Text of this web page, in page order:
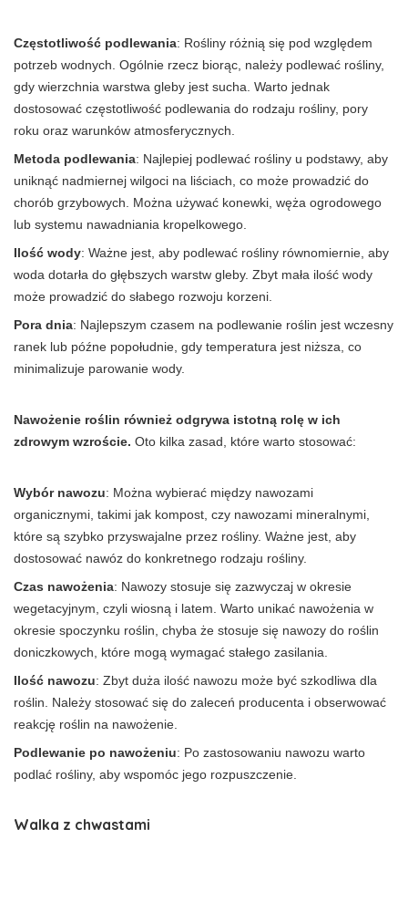
Częstotliwość podlewania: Rośliny różnią się pod względem
potrzeb wodnych. Ogólnie rzecz biorąc, należy podlewać rośliny,
gdy wierzchnia warstwa gleby jest sucha. Warto jednak
dostosować częstotliwość podlewania do rodzaju rośliny, pory
roku oraz warunków atmosferycznych.
Metoda podlewania: Najlepiej podlewać rośliny u podstawy, aby
uniknąć nadmiernej wilgoci na liściach, co może prowadzić do
chorób grzybowych. Można używać konewki, węża ogrodowego
lub systemu nawadniania kropelkowego.
Ilość wody: Ważne jest, aby podlewać rośliny równomiernie, aby
woda dotarła do głębszych warstw gleby. Zbyt mała ilość wody
może prowadzić do słabego rozwoju korzeni.
Pora dnia: Najlepszym czasem na podlewanie roślin jest wczesny
ranek lub późne popołudnie, gdy temperatura jest niższa, co
minimalizuje parowanie wody.
Nawożenie roślin również odgrywa istotną rolę w ich
zdrowym wzroście. Oto kilka zasad, które warto stosować:
Wybór nawozu: Można wybierać między nawozami
organicznymi, takimi jak kompost, czy nawozami mineralnymi,
które są szybko przyswajalne przez rośliny. Ważne jest, aby
dostosować nawóz do konkretnego rodzaju rośliny.
Czas nawożenia: Nawozy stosuje się zazwyczaj w okresie
wegetacyjnym, czyli wiosną i latem. Warto unikać nawożenia w
okresie spoczynku roślin, chyba że stosuje się nawozy do roślin
doniczkowych, które mogą wymagać stałego zasilania.
Ilość nawozu: Zbyt duża ilość nawozu może być szkodliwa dla
roślin. Należy stosować się do zaleceń producenta i obserwować
reakcję roślin na nawożenie.
Podlewanie po nawożeniu: Po zastosowaniu nawozu warto
podlać rośliny, aby wspomóc jego rozpuszczenie.
Walka z chwastami